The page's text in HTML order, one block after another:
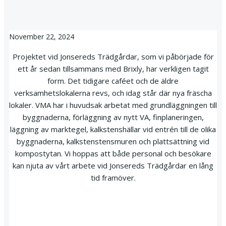
November 22, 2024
Projektet vid Jonsereds Trädgårdar, som vi påbörjade för
ett år sedan tillsammans med Brixly, har verkligen tagit
form. Det tidigare caféet och de äldre
verksamhetslokalerna revs, och idag står där nya fräscha
lokaler. VMA har i huvudsak arbetat med grundläggningen till
byggnaderna, förläggning av nytt VA, finplaneringen,
läggning av marktegel, kalkstenshällar vid entrén till de olika
byggnaderna, kalkstenstensmuren och plattsättning vid
kompostytan. Vi hoppas att både personal och besökare
kan njuta av vårt arbete vid Jonsereds Trädgårdar en lång
tid framöver.